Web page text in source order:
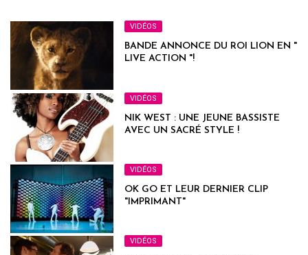
VIDÉOS
BANDE ANNONCE DU ROI LION EN "
LIVE ACTION "!
VIDÉOS
NIK WEST : UNE JEUNE BASSISTE
AVEC UN SACRÉ STYLE !
VIDÉOS
OK GO ET LEUR DERNIER CLIP
"IMPRIMANT"
VIDÉOS